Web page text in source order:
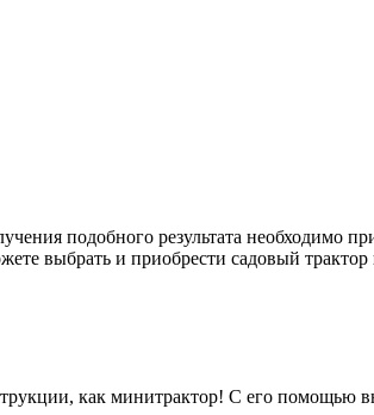
подобного результата необходимо
выбрать и приобрести садовый
как минитрактор! С его помощью